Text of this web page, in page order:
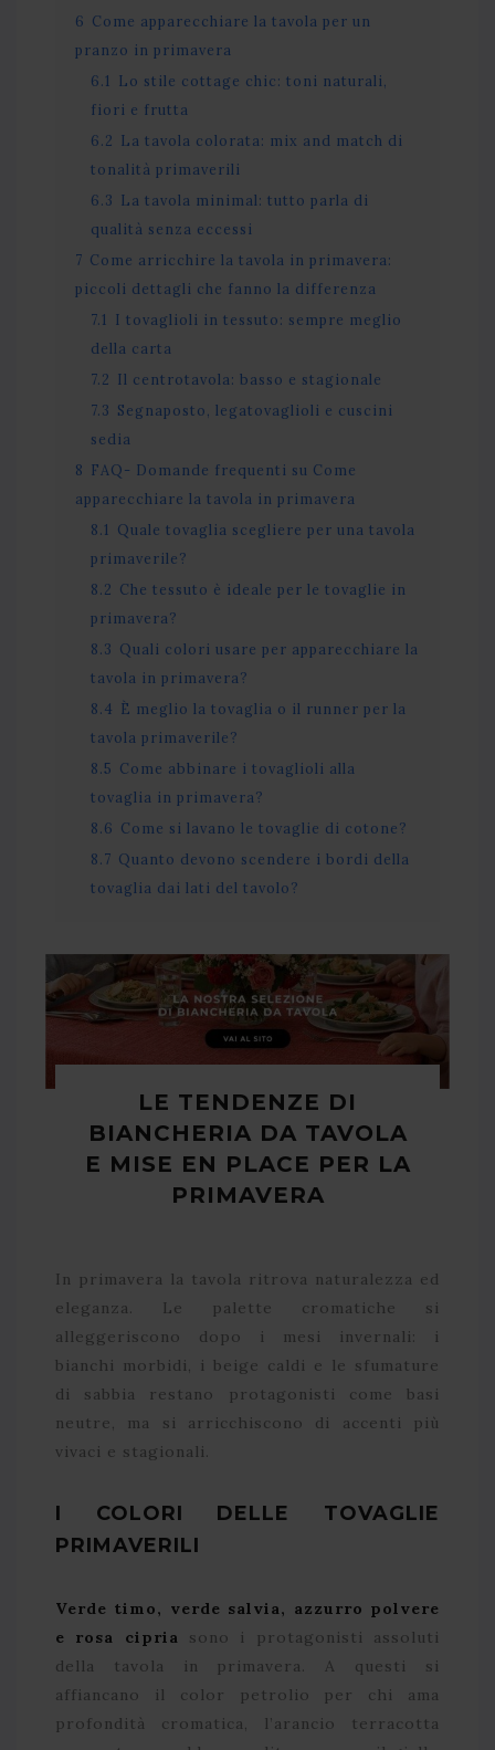
6 Come apparecchiare la tavola per un
pranzo in primavera
6.1
Lo stile cottage chic: toni naturali,
fiori e frutta
6.2 La tavola colorata: mix and match di
tonalità primaverili
6.3 La tavola minimal: tutto parla di
qualità senza eccessi
7 Come arricchire la tavola in primavera:
piccoli dettagli che fanno la differenza
7.1
I tovaglioli in tessuto: sempre meglio
della carta
7.2 Il centrotavola: basso e stagionale
7.3 Segnaposto, legatovaglioli e cuscini
sedia
8 FAQ- Domande frequenti su Come
apparecchiare la tavola in primavera
8.1
Quale tovaglia scegliere per una tavola
primaverile?
8.2 Che tessuto è ideale per le tovaglie in
primavera?
8.3 Quali colori usare per apparecchiare la
tavola in primavera?
8.4 È meglio la tovaglia o il runner per la
tavola primaverile?
8.5 Come abbinare i tovaglioli alla
tovaglia in primavera?
8.6 Come si lavano le tovaglie di cotone?
8.7 Quanto devono scendere i bordi della
tovaglia dai lati del tavolo?
LE TENDENZE DI
BIANCHERIA DA TAVOLA
E MISE EN PLACE PER LA
PRIMAVERA
In primavera la tavola ritrova naturalezza ed
eleganza. Le palette cromatiche si
alleggeriscono dopo i mesi invernali: i
bianchi morbidi, i beige caldi e le sfumature
di sabbia restano protagonisti come basi
neutre, ma si arricchiscono di accenti più
vivaci e stagionali.
I COLORI DELLE TOVAGLIE
PRIMAVERILI
Verde timo, verde salvia, azzurro polvere
e rosa cipria sono i protagonisti assoluti
della tavola in primavera. A questi si
affiancano il color petrolio per chi ama
profondità cromatica, l’arancio terracotta